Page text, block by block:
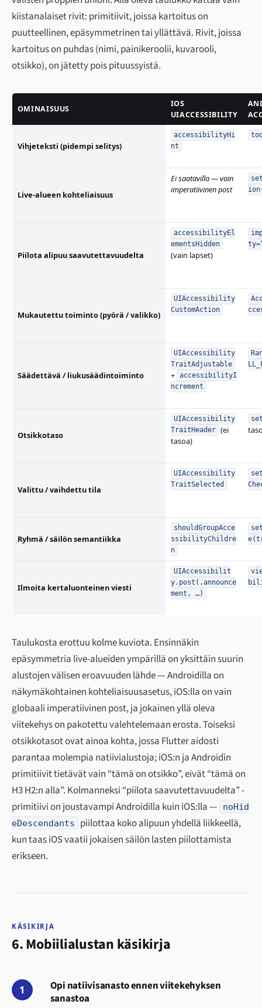
kiistanalaiset rivit: primitiivit, joissa kartoitus on
puutteellinen, epäsymmetrinen tai yllättävä. Rivit, joissa
kartoitus on puhdas (nimi, painikeroolii, kuvarooli,
otsikko), on jätetty pois pituussyistä.
OMINAISUUS
IOS
UIACCESSIBILITY
Vihjeteksti (pidempi selitys)
accessibilityHi
nt
Live-alueen kohteliaisuus
Ei saatavilla— vain
imperatiivinen post
Piilota alipuu saavutettavuudelta
accessibilityEl
ementsHidden
(vain lapset)
Mukautettu toiminto (pyörä / valikko)
UIAccessibility
CustomAction
Säädettävä / liukusäädintoiminto
UIAccessibility
TraitAdjustable
+ accessibilityI
ncrement
Otsikkotaso
UIAccessibility
TraitHeader (ei
tasoa)
Valittu / vaihdettu tila
UIAccessibility
TraitSelected
Ryhmä / säilön semantiikka
shouldGroupAcce
ssibilityChildre
n
Ilmoita kertaluonteinen viesti
UIAccessibilit
y.post(.announce
ment, …)
Taulukosta erottuu kolme kuviota. Ensinnäkin
epäsymmetria live-alueiden ympärillä on yksittäin suurin
alustojen välisen eroavuuden lähde — Androidilla on
näkymäkohtainen kohteliaisuusasetus, iOS:lla on vain
globaali imperatiivinen post, ja jokainen yllä oleva
viitekehys on pakotettu valehtelemaan erosta. Toiseksi
otsikkotasot ovat ainoa kohta, jossa Flutter aidosti
parantaa molempia natiivialustoja; iOS:n ja Androidin
primitiivit tietävät vain “tämä on otsikko”, eivät “tämä on
H3 H2:n alla”. Kolmanneksi “piilota saavutettavuudelta” -
primitiivi on joustavampi Androidilla kuin iOS:lla —
noHid
eDescendants
piilottaa koko alipuun yhdellä liikkeellä,
kun taas iOS vaatii jokaisen säilön lasten piilottamista
erikseen.
KÄSIKIRJA
6. Mobiilialustan käsikirja
1
Opi natiivisanasto ennen viitekehyksen
sanastoa